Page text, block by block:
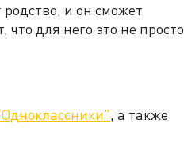
и он сможет
что для него это не просто
, а также